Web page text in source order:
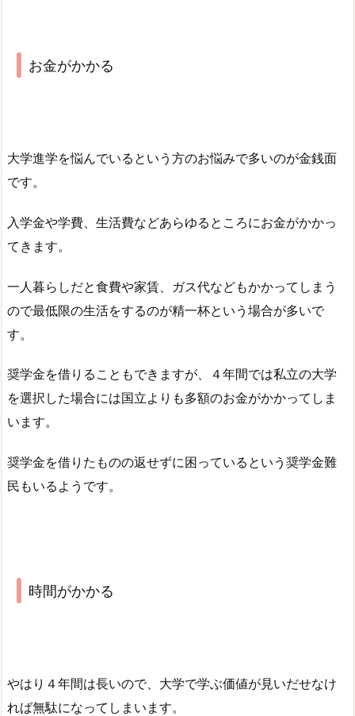
お金がかかる
大学進学を悩んでいるという方のお悩みで多いのが金銭面
です。
入学金や学費、生活費などあらゆるところにお金がかかっ
てきます。
一人暮らしだと食費や家賃、ガス代などもかかってしまう
ので最低限の生活をするのが精一杯という場合が多いで
す。
奨学金を借りることもできますが、４年間では私立の大学
を選択した場合には国立よりも多額のお金がかかってしま
います。
奨学金を借りたものの返せずに困っているという奨学金難
民もいるようです。
時間がかかる
やはり４年間は長いので、大学で学ぶ価値が見いだせなけ
れば無駄になってしまいます。